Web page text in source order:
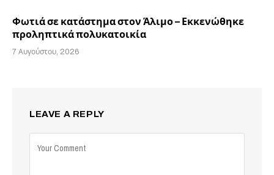
Φωτιά σε κατάστημα στον Άλιμο – Εκκενώθηκε
προληπτικά πολυκατοικία
7 Αυγούστου, 2026
LEAVE A REPLY